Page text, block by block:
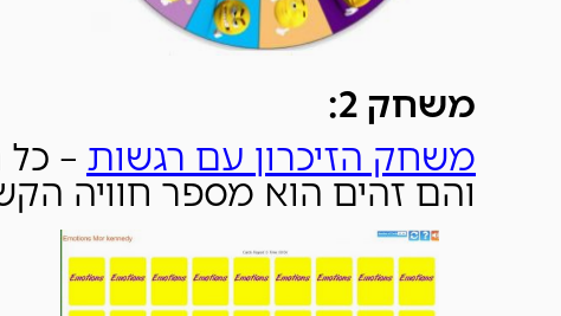
משחק 2:
משחק הזיכרון עם רגשות –
והם זהים הוא מספר חוויה